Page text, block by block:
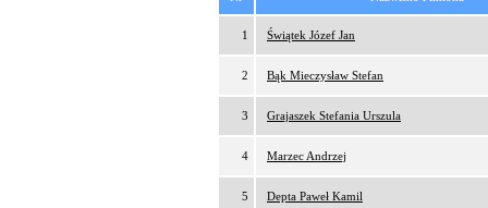
1 Świątek Józef Jan
2 Bąk Mieczysław Stefan
3 Grajaszek Stefania Urszula
4 Marzec Andrzej
5 Depta Paweł Kamil